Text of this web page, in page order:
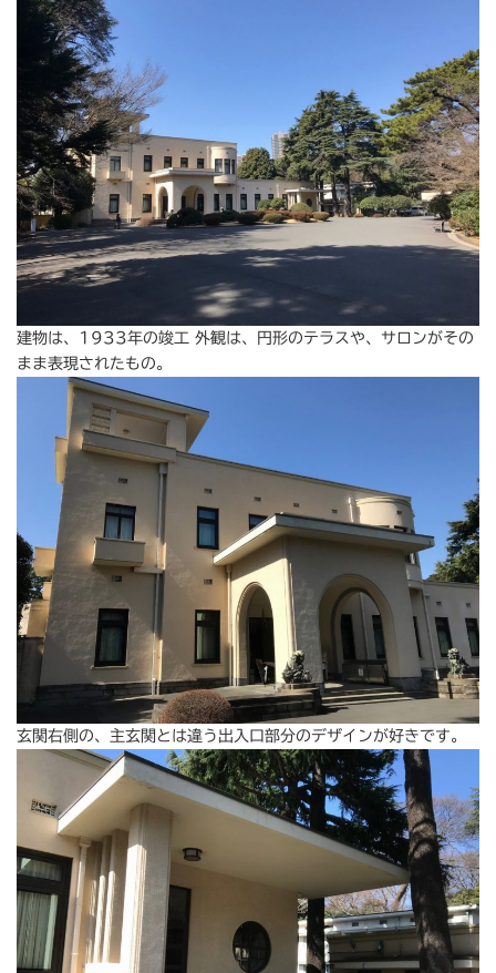
建物は、1933年の竣工 外観は、円形のテラスや、サロンがその
まま表現されたもの。
玄関右側の、主玄関とは違う出入口部分のデザインが好きです。